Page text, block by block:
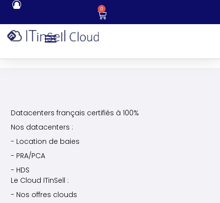
0
Datacenters français certifiés à 100%
Nos datacenters :
- Location de baies
- PRA/PCA
- HDS
Le Cloud ITinSell :
- Nos offres clouds